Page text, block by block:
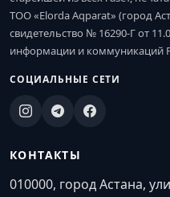
ТОО «Elorda Aqparat» (город
свидетельство № 16290-Г от
информации и коммуникаций
СОЦИАЛЬНЫЕ СЕТИ
КОНТАКТЫ
010000, город Астана,